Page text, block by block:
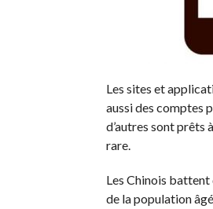
Les sites et
aussi des comptes
d’autres sont prêts
rare.
Les Chinois battent
de la population